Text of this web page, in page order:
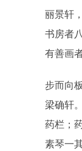
丽景轩
书房者
有善画
步而向
梁确轩
药栏；
素琴一